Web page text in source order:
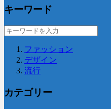
キーワード
ファッション
デザイン
流行
カテゴリー